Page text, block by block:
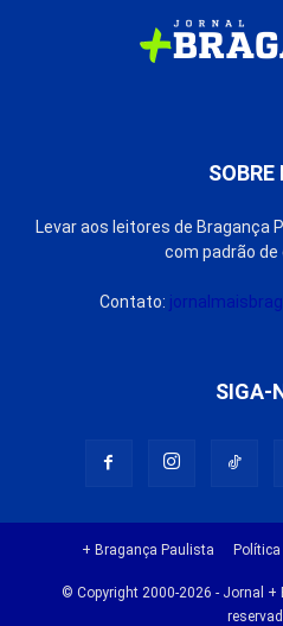
SOBRE
Levar aos leitores de Bragança
com padrão de
Contato:
SIGA-
+ Bragança Paulista
© Copyright 2000-2026 - Jornal